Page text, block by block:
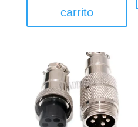
carrito